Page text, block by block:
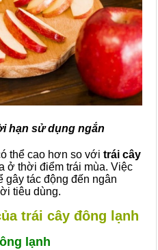
hạn sử dụng ngắn
thể cao hơn so với trái cây
ở thời điểm trái mùa. Việc
gây tác động đến ngân
tiêu dùng.
trái cây đông lạnh
lạnh